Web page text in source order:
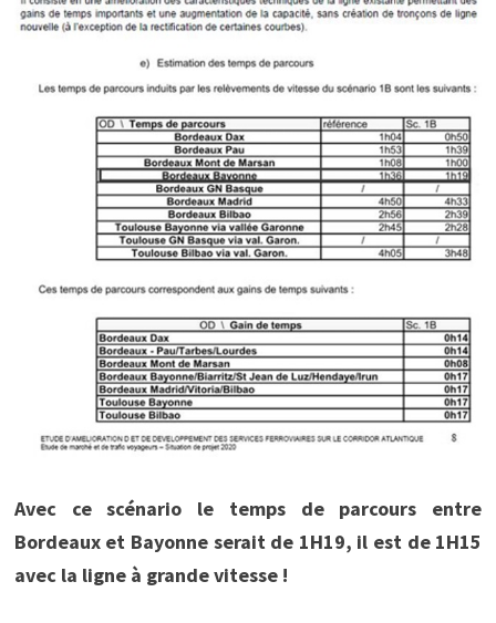
Avec ce scénario le temps de parcours entre
Bordeaux et Bayonne serait de 1H19, il est de 1H15
avec la ligne à grande vitesse !